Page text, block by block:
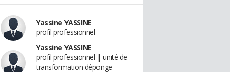
Yassine YASSINE
profil professionnel
Yassine YASSINE
profil professionnel | unité de
transformation déponge -